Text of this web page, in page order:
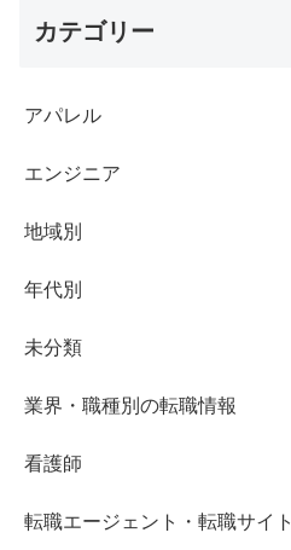
カテゴリー
アパレル
エンジニア
地域別
年代別
未分類
業界・職種別の転職情報
看護師
転職エージェント・転職サイト